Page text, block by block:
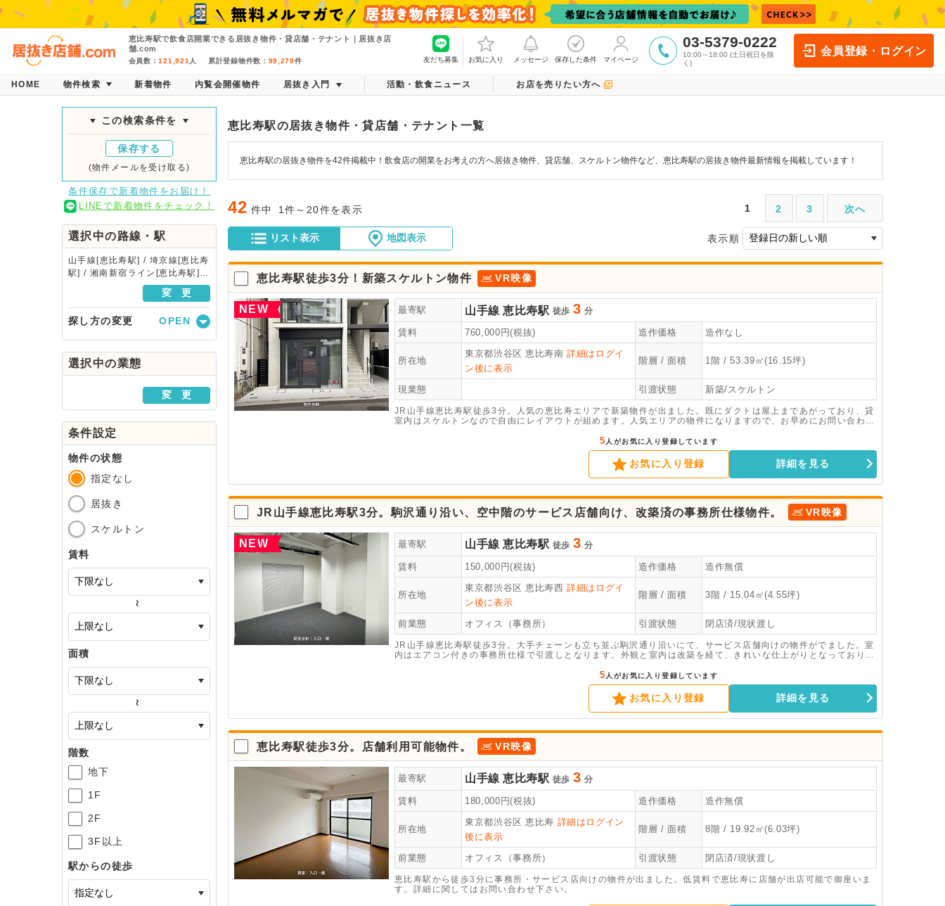
恵比寿駅で飲食店開業できる居抜き物件・貸店舗・テナント｜居抜き店
舗.com
会員数：121,921 人 累計登録物件数： 99,279件 友だち募集 お気に入り メッセージ 保存した条件 マイページ
03-5379-0222
10:00～18:00 (土日祝日を除
く)
会員登録・ログイン
HOME 物件検索 新着物件 内覧会開催物件 居抜き入門 活動・飲食ニュース お店を売りたい方へ
この検索条件を
保存する
(物件メールを受け取る)
条件保存で新着物件をお届け！
LINEで新着物件をチェック！
選択中の路線・駅
山手線[恵比寿駅] / 埼京線[恵比寿
駅] / 湘南新宿ライン[恵比寿駅] /
日比谷線[恵比寿駅]
変 更
探し方の変更
駅・路線から探す
地域から探す
選択中の業態
変 更
条件設定
物件の状態
指定なし
居抜き
スケルトン
賃料
～
面積
～
階数
地下
1F
2F
3F以上
駅からの徒歩
恵比寿駅の居抜き物件・貸店舗・テナント一覧
恵比寿駅の居抜き物件を42件掲載中！飲食店の開業をお考えの方へ居抜き物件、貸店舗、スケルトン物件など、恵比寿駅の居抜き物件最新情報を掲載しています！
42 件中 1件～20件を表示 1 2 3 次へ
リスト表示 地図表示 表示順
恵比寿駅徒歩3分！新築スケルトン物件 VR映像
NEW 最寄駅 山手線 恵比寿駅 徒歩 3 分
賃料 760,000 円(税抜) 造作価格 造作なし
所在地
東京都渋谷区 恵比寿南詳細はログイ
ン後に表示
階層 / 面積 1階 / 53.39㎡(16.15坪)
現業態 引渡状態 新築/スケルトン
JR山手線恵比寿駅徒歩3分。人気の恵比寿エリアで新築物件が出ました。既にダクトは屋上まであがっており、貸
室内はスケルトンなので自由にレイアウトが組めます。人気エリアの物件になりますので、お早めにお問い合わせ
5 人がお気に入り登録しています
お気に入り登録 詳細を見る
JR山手線恵比寿駅3分。駒沢通り沿い、空中階のサービス店舗向け、改築済の事務所仕様物件。 VR映像
NEW 最寄駅 山手線 恵比寿駅 徒歩 3 分
賃料 150,000 円(税抜) 造作価格 造作無償
所在地
東京都渋谷区 恵比寿西詳細はログイ
ン後に表示
階層 / 面積 3階 / 15.04㎡(4.55坪)
前業態 オフィス（事務所） 引渡状態 閉店済/現状渡し
JR山手線恵比寿駅徒歩3分。大手チェーンも立ち並ぶ駒沢通り沿いにて、サービス店舗向けの物件がでました。室
内はエアコン付きの事務所仕様で引渡しとなります。外観と室内は改築を経て、きれいな仕上がりとなっておりま
5 人がお気に入り登録しています
お気に入り登録 詳細を見る
恵比寿駅徒歩3分。店舗利用可能物件。 VR映像
最寄駅 山手線 恵比寿駅 徒歩 3 分
賃料 180,000 円(税抜) 造作価格 造作無償
所在地
東京都渋谷区 恵比寿 詳細はログイン
後に表示
階層 / 面積 8階 / 19.92㎡(6.03坪)
前業態 オフィス（事務所） 引渡状態 閉店済/現状渡し
恵比寿駅から徒歩3分に事務所・サービス店向けの物件が出ました。低賃料で恵比寿に店舗が出店可能で御座いま
す。詳細に関してはお問い合わせ下さい。